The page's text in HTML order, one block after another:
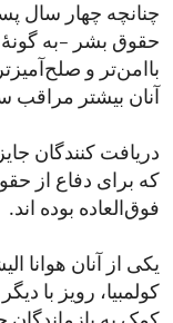
چنانچه چهار سال
حقوق بشر –به گونۀ
با‌امن‌تر و
آنان بیشتر مراقب
دریافت کنندگان
که برای دفاع از
فوق‌العاده بوده اند.
یکی از آنان هوانا
کولمبیا، رویز با